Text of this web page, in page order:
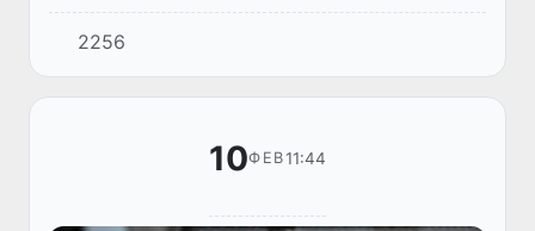
мойиллик эрталаб юзага келади. Тадқиқот
давомида олимлар икки мингга яқин
одамдан интервью олиб, шундай хулоса...
2256
10ФЕВ11:44